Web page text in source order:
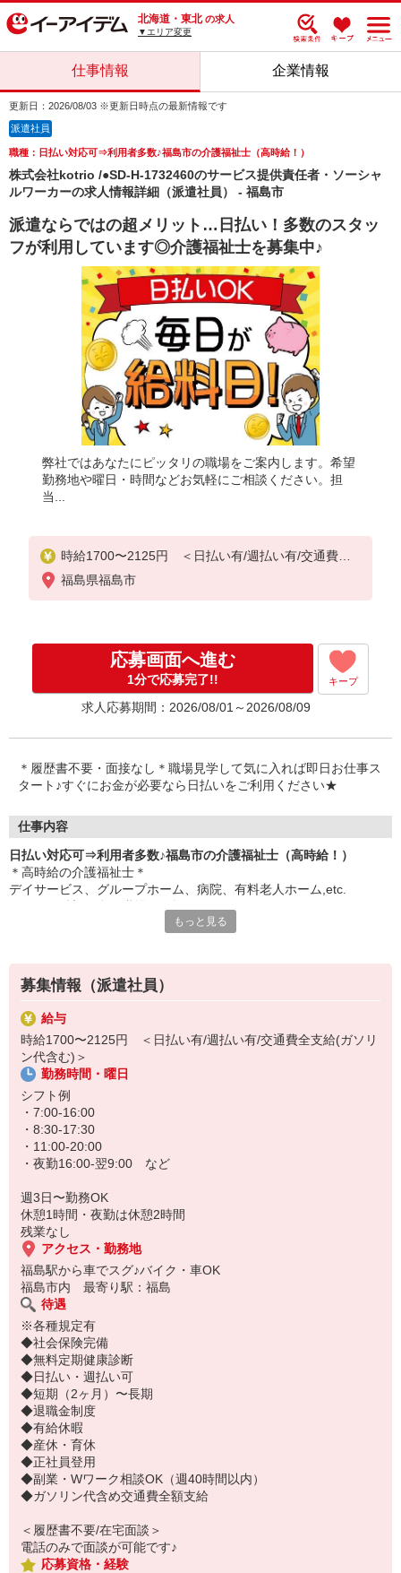
北海道・東北 の求人
▼エリア変更
仕事情報 企業情報
更新日：2026/08/03 ※更新日時点の最新情報です
派遣社員
職種：日払い対応可⇒利用者多数♪福島市の介護福祉士（高時給！）
株式会社kotrio /●SD-H-1732460のサービス提供責任者・ソーシャ
ルワーカーの求人情報詳細（派遣社員） - 福島市
派遣ならではの超メリット…日払い！多数のスタッ
フが利用しています◎介護福祉士を募集中♪
弊社ではあなたにピッタリの職場をご案内します。希望
勤務地や曜日・時間などお気軽にご相談ください。担
当...
時給1700〜2125円 ＜日払い有/週払い有/交通費全
支給(ガソリン代含む)＞
福島県福島市
応募画面へ進む
1分で応募完了!! キープ
求人応募期間：2026/08/01～2026/08/09
＊履歴書不要・面接なし＊職場見学して気に入れば即日お仕事ス
タート♪すぐにお金が必要なら日払いをご利用ください★
仕事内容
日払い対応可⇒利用者多数♪福島市の介護福祉士（高時給！）
＊高時給の介護福祉士＊
デイサービス、グループホーム、病院、有料老人ホーム,etc.
・施設内の掃除
・利用者さんや家族の相談受付
・他の介護スタッフへの助言やサポート など
日払い週払いOKです♪
派遣ならではのメリットなので必要であればぜひご活用ください◎
20代から30代40代50代ミドル60代シニアまで幅広く活躍中＊
もっと見る
募集情報（派遣社員）
給与
時給1700〜2125円 ＜日払い有/週払い有/交通費全支給(ガソリ
ン代含む)＞
勤務時間・曜日
シフト例
・7:00-16:00
・8:30-17:30
・11:00-20:00
・夜勤16:00-翌9:00 など
週3日〜勤務OK
休憩1時間・夜勤は休憩2時間
残業なし
アクセス・勤務地
福島駅から車でスグ♪バイク・車OK
福島市内 最寄り駅：福島
待遇
※各種規定有
◆社会保険完備
◆無料定期健康診断
◆日払い・週払い可
◆短期（2ヶ月）〜長期
◆退職金制度
◆有給休暇
◆産休・育休
◆正社員登用
◆副業・Wワーク相談OK（週40時間以内）
◆ガソリン代含め交通費全額支給
＜履歴書不要/在宅面談＞
電話のみで面談が可能です♪
応募資格・経験